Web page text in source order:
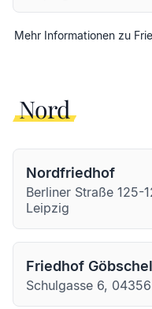
Mehr Informationen zu
Nord
Nordfriedhof
Berliner Straße 125-
Leipzig
Friedhof
Schulgasse 6,